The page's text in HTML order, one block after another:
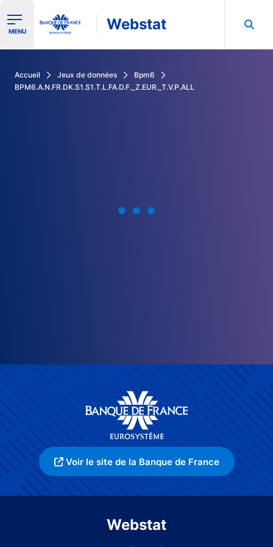
Ouvrir le menu de navigation
MENU Webstat
Accueil Jeux de données
Bpm6
BPM6.A.N.FR.DK.S1.S1.T.L.FA.D.F._Z.EUR._T.V.P.ALL
Voir le site de la Banque de France
Webstat